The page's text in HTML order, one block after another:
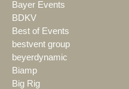
Bayer Events
BDKV
Best of Events
bestvent group
beyerdynamic
Biamp
Big Rig